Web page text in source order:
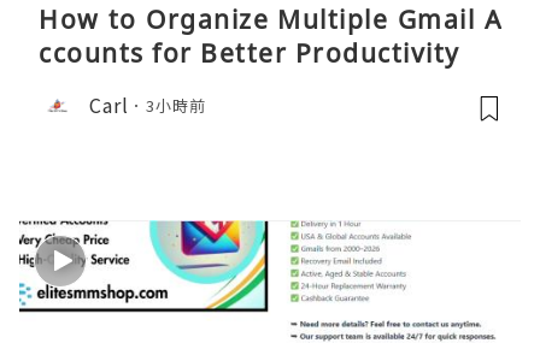
How to Organize Multiple Gmail A
ccounts for Better Productivity
Carl 3小時前